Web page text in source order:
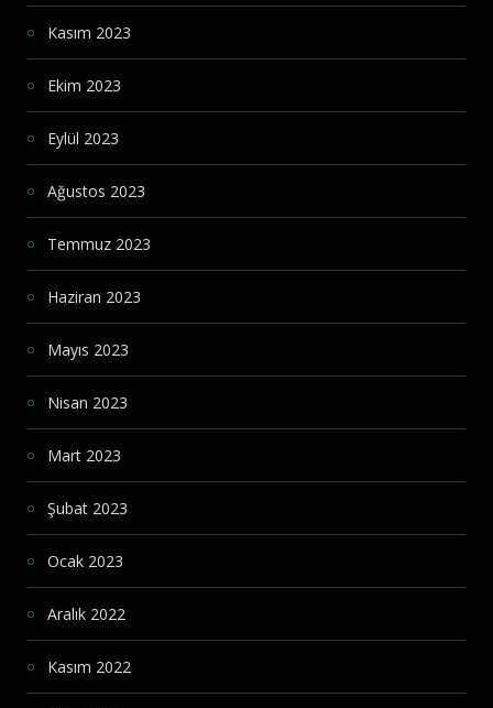
Kasım 2023
Ekim 2023
Eylül 2023
Ağustos 2023
Temmuz 2023
Haziran 2023
Mayıs 2023
Nisan 2023
Mart 2023
Şubat 2023
Ocak 2023
Aralık 2022
Kasım 2022